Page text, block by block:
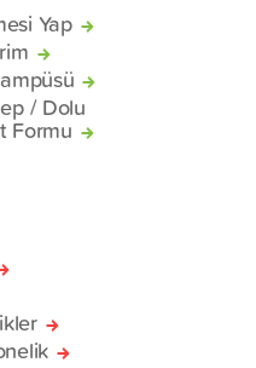
Yap
/ Dolu
Formu